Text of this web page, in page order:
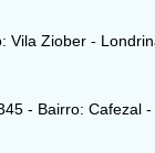
Vila Ziober -
- Bairro: Cafezal